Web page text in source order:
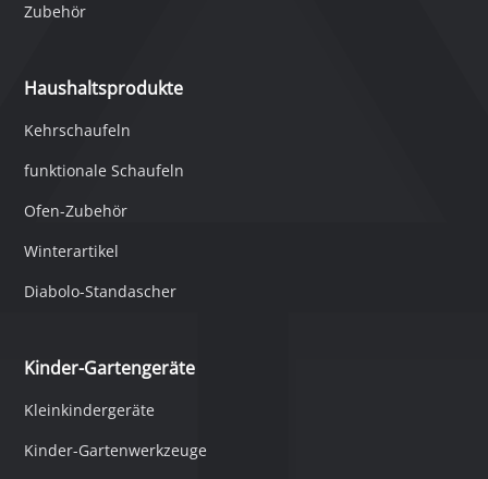
Zubehör
Haushaltsprodukte
Kehrschaufeln
funktionale Schaufeln
Ofen-Zubehör
Winterartikel
Diabolo-Standascher
Kinder-Gartengeräte
Kleinkindergeräte
Kinder-Gartenwerkzeuge